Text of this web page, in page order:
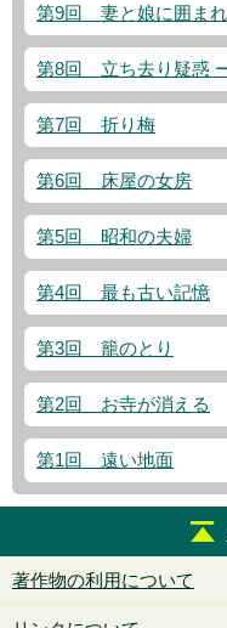
第9回 妻と娘に囲ま
第8回 立ち去り疑惑
第7回 折り梅
第6回 床屋の女房
第5回 昭和の夫婦
第4回 最も古い記憶
第3回 籠のとり
第2回 お寺が消える
第1回 遠い地面
著作物の利用について